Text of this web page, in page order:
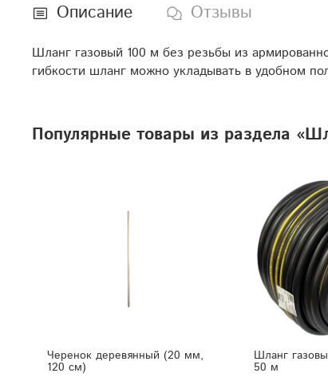
Описание Отзывы
Шланг газовый 100 м без резьбы из
гибкости шланг можно укладывать в удобном
Популярные товары из раздела
Черенок деревянный (20 мм,
120 см)
Шланг
50 м